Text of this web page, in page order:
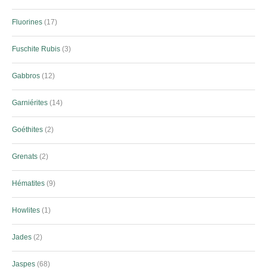
Fluorines 17
Fuschite Rubis 3
Gabbros 12
Garniérites 14
Goéthites 2
Grenats 2
Hématites 9
Howlites 1
Jades 2
Jaspes 68